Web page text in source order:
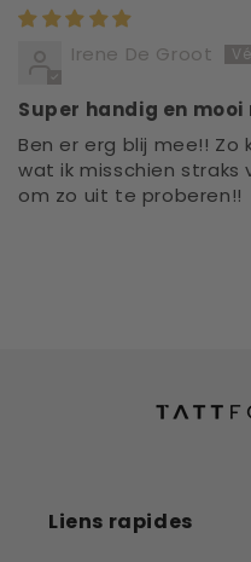
Irene De Groot
Super handig en
Ben er erg blij mee!!
wat ik misschien straks
om zo uit te proberen!!
Liens rapides